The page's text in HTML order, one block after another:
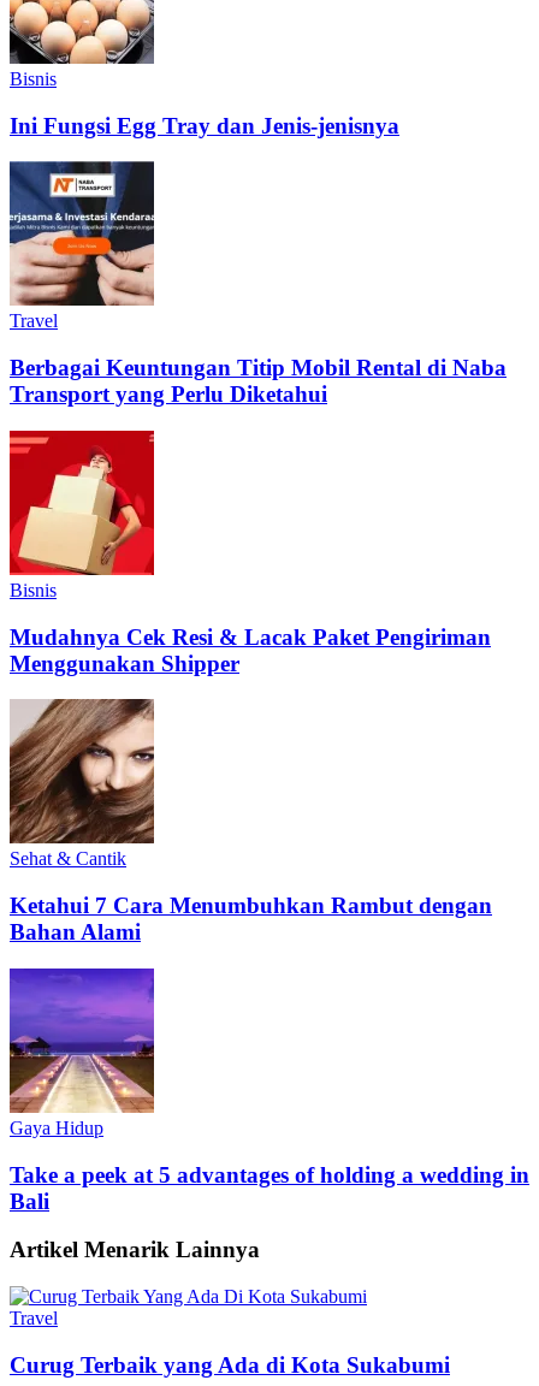
Bisnis
Ini Fungsi Egg Tray dan Jenis-jenisnya
Travel
Berbagai Keuntungan Titip Mobil Rental di Naba
Transport yang Perlu Diketahui
Bisnis
Mudahnya Cek Resi & Lacak Paket Pengiriman
Menggunakan Shipper
Sehat & Cantik
Ketahui 7 Cara Menumbuhkan Rambut dengan
Bahan Alami
Gaya Hidup
Take a peek at 5 advantages of holding a wedding in
Bali
Artikel Menarik Lainnya
Travel
Curug Terbaik yang Ada di Kota Sukabumi